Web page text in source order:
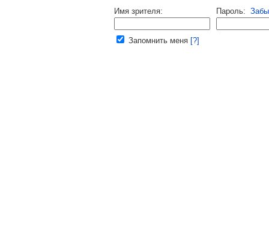
Имя зрителя: Пароль:
Запомнить меня [?]